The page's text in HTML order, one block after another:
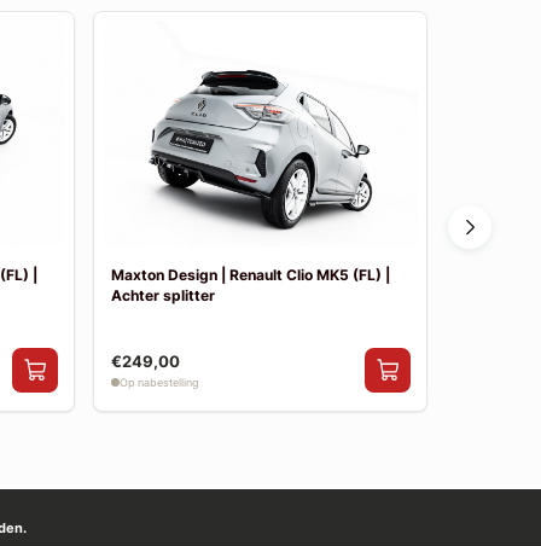
|
Maxton Design | Renault Clio MK5 (FL) |
Achter splitter
€249,00
Op nabestelling